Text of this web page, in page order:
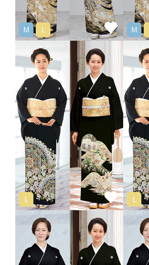
M L M
L L